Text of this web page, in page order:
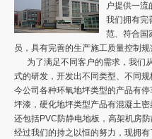
户提供一流
我们拥有完
范、符合国
员，具有完善的生产施工质量控制规
为了满足不同客户的需求，我们
式的研发，开发出不同类型、不同
今公司各种环氧地坪类型的产品有
坪漆，硬化地坪类型产品有混凝土
还包括PVC防静电地板，高架机房
经过我们的持之以恒的努力，现拥